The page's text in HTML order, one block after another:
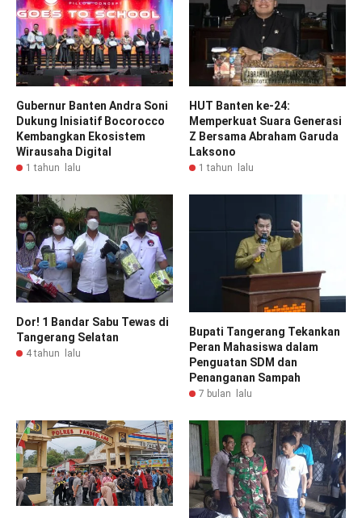
Gubernur Banten Andra Soni
Dukung Inisiatif Bocorocco
Kembangkan Ekosistem
Wirausaha Digital
1 tahun lalu
HUT Banten ke-24:
Memperkuat Suara Generasi
Z Bersama Abraham Garuda
Laksono
1 tahun lalu
Dor! 1 Bandar Sabu Tewas di
Tangerang Selatan
4 tahun lalu
Bupati Tangerang Tekankan
Peran Mahasiswa dalam
Penguatan SDM dan
Penanganan Sampah
7 bulan lalu